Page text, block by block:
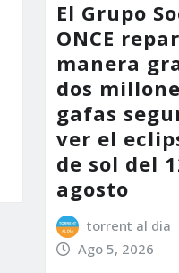
El Grupo
ONCE
manera
dos
gafas
ver el
de sol del
agosto
torrent al dia
Ago 5, 2026